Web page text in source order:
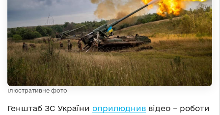
Ілюстративне фото
Генштаб ЗС України оприлюднив відео – роботи